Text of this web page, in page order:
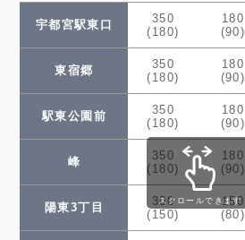
宇都宮駅東口
350
(180)
180
(90)
東宿郷
350
(180)
180
(90)
駅東公園前
350
(180)
180
(90)
峰
350
(180)
180
(90)
陽東3丁目
300
(150)
150
(80)
スクロールできます